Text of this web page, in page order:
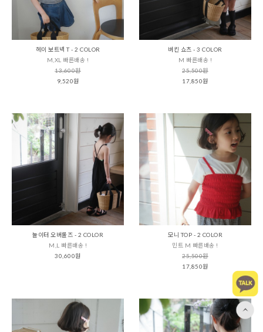
헤이 보트넥 T - 2 COLOR
M,XL 빠른배송 !
13,600원
9,520원
버킨 쇼츠 - 3 COLOR
M 빠른배송 !
25,500원
17,850원
놀이터 오버롤즈 - 2 COLOR
M,L 빠른배송 !
30,600원
모니 TOP - 2 COLOR
민트 M 빠른배송 !
25,500원
17,850원